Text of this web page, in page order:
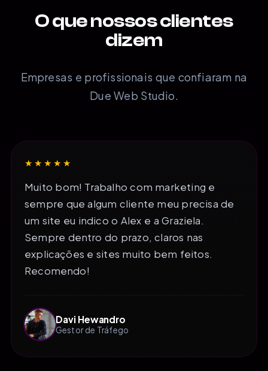
O que nossos clientes
dizem
Empresas e profissionais que confiaram na
Due Web Studio.
★★★★★
Muito bom! Trabalho com marketing e
sempre que algum cliente meu precisa de
um site eu indico o Alex e a Graziela.
Sempre dentro do prazo, claros nas
explicações e sites muito bem feitos.
Recomendo!
Davi Hewandro
Gestor de Tráfego